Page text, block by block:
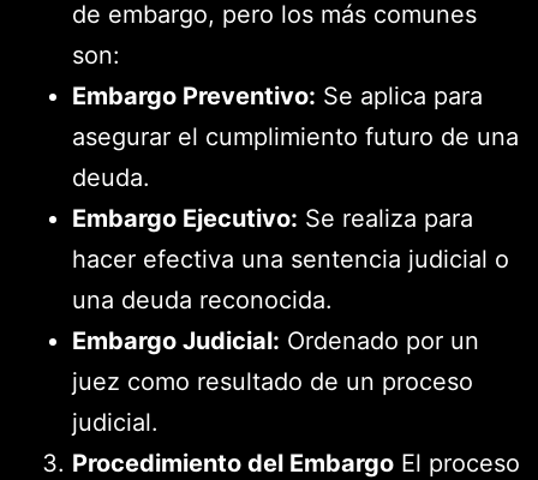
de embargo, pero los más comunes
son:
Embargo Preventivo: Se aplica para
asegurar el cumplimiento futuro de una
deuda.
Embargo Ejecutivo: Se realiza para
hacer efectiva una sentencia judicial o
una deuda reconocida.
Embargo Judicial: Ordenado por un
juez como resultado de un proceso
judicial.
Procedimiento del Embargo El proceso